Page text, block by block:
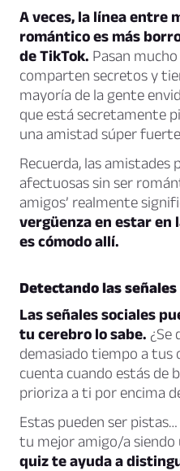
A veces, la línea entre
romántico es más
de TikTok. Pasan
comparten secretos y
mayoría de la gente
que está secretamente
una amistad súper
Recuerda, las amistades
afectuosas sin ser
amigos’ realmente
vergüenza en estar en
es cómodo allí.
Detectando las señales
Las señales sociales
tu cerebro lo sabe. ¿Se
demasiado tiempo a tus
cuenta cuando estás de
prioriza a ti por encima
Estas pueden ser
tu mejor amigo/a siendo
quiz te ayuda a